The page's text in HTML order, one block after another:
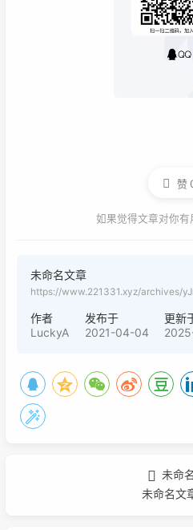
赞
如果觉得文章对你有
未命名文章
https://www.221331.xyz/archives/
作者
LuckyA
发布于
2021-04-04
更新
未命
未命名文